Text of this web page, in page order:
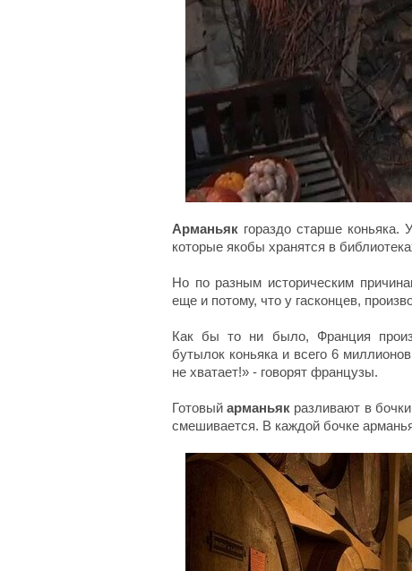
Арманьяк гораздо старше коньяка.
которые якобы хранятся в
Но по разным историческим
еще и потому, что у гасконцев,
Как бы то ни было, Франция
бутылок коньяка и всего 6
не хватает!» - говорят французы.
Готовыйарманьяк разливают в
смешивается. В каждой бочке